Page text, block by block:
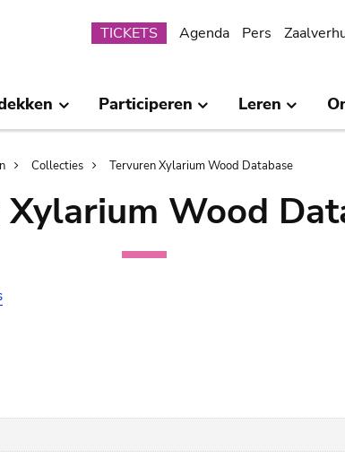
Submenu
TICKETS Agenda Pers
Participeren Leren
Collecties Tervuren Xylarium Wood Database
Wood